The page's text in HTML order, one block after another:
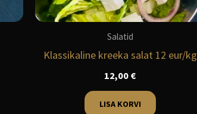
Salatid
Klassikaline kreeka salat 12 eur/kg
12,00 €
LISA KORVI